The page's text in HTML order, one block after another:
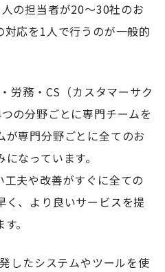
の担当者が20〜30社のお
応を1人で行うのが一般的
労務・CS（カスタマーサク
の分野ごとに専門チームを
専門分野ごとに全てのお
なっています。
工夫や改善がすぐに全ての
く、より良いサービスを提
。
したシステムやツールを使